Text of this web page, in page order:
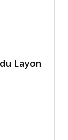
Layon